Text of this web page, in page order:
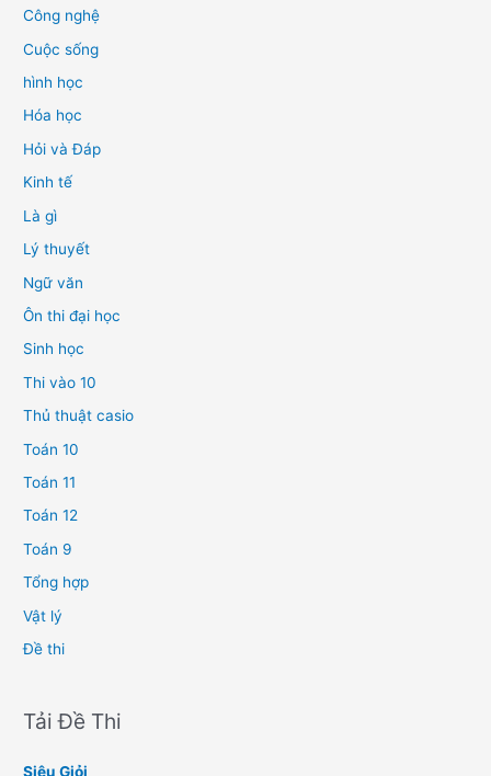
Công nghệ
Cuộc sống
hình học
Hóa học
Hỏi và Đáp
Kinh tế
Là gì
Lý thuyết
Ngữ văn
Ôn thi đại học
Sinh học
Thi vào 10
Thủ thuật casio
Toán 10
Toán 11
Toán 12
Toán 9
Tổng hợp
Vật lý
Đề thi
Tải Đề Thi
Siêu Giỏi